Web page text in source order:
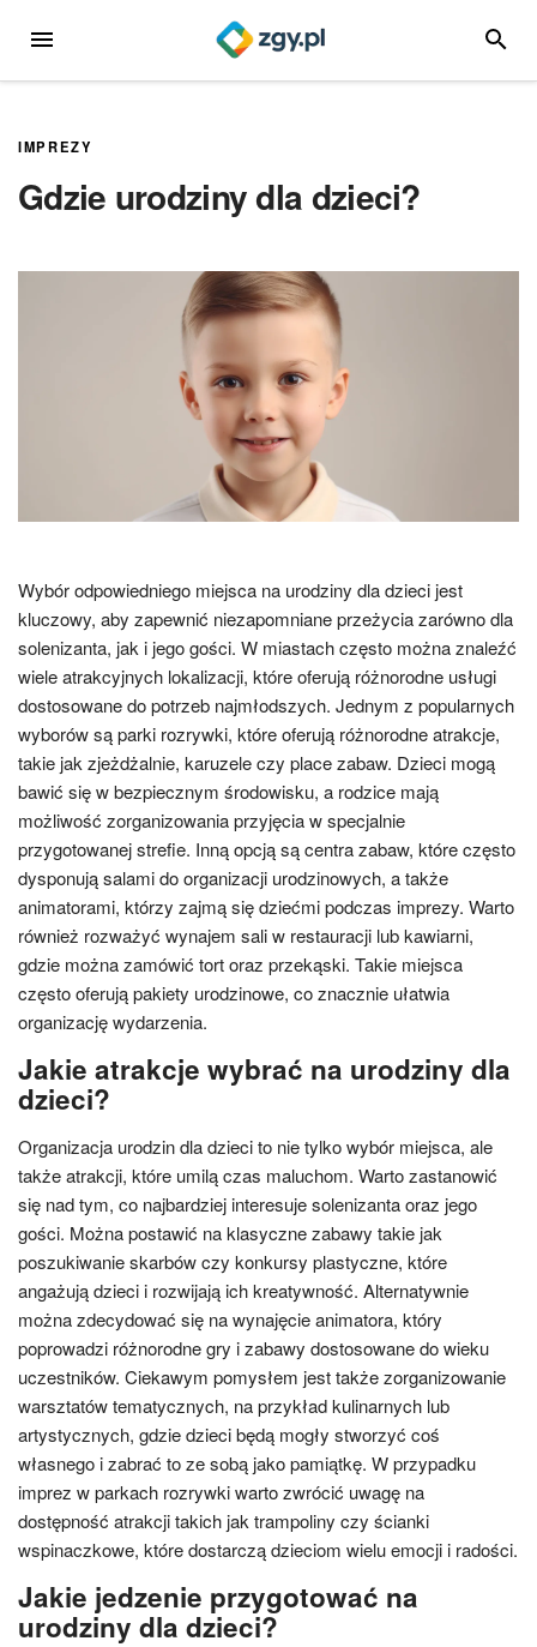
MENU
IMPREZY
Gdzie urodziny dla dzieci?
Wybór odpowiedniego miejsca na urodziny dla dzieci jest
kluczowy, aby zapewnić niezapomniane przeżycia zarówno dla
solenizanta, jak i jego gości. W miastach często można znaleźć
wiele atrakcyjnych lokalizacji, które oferują różnorodne usługi
dostosowane do potrzeb najmłodszych. Jednym z popularnych
wyborów są parki rozrywki, które oferują różnorodne atrakcje,
takie jak zjeżdżalnie, karuzele czy place zabaw. Dzieci mogą
bawić się w bezpiecznym środowisku, a rodzice mają
możliwość zorganizowania przyjęcia w specjalnie
przygotowanej strefie. Inną opcją są centra zabaw, które często
dysponują salami do organizacji urodzinowych, a także
animatorami, którzy zajmą się dziećmi podczas imprezy. Warto
również rozważyć wynajem sali w restauracji lub kawiarni,
gdzie można zamówić tort oraz przekąski. Takie miejsca
często oferują pakiety urodzinowe, co znacznie ułatwia
organizację wydarzenia.
Jakie atrakcje wybrać na urodziny dla
dzieci?
Organizacja urodzin dla dzieci to nie tylko wybór miejsca, ale
także atrakcji, które umilą czas maluchom. Warto zastanowić
się nad tym, co najbardziej interesuje solenizanta oraz jego
gości. Można postawić na klasyczne zabawy takie jak
poszukiwanie skarbów czy konkursy plastyczne, które
angażują dzieci i rozwijają ich kreatywność. Alternatywnie
można zdecydować się na wynajęcie animatora, który
poprowadzi różnorodne gry i zabawy dostosowane do wieku
uczestników. Ciekawym pomysłem jest także zorganizowanie
warsztatów tematycznych, na przykład kulinarnych lub
artystycznych, gdzie dzieci będą mogły stworzyć coś
własnego i zabrać to ze sobą jako pamiątkę. W przypadku
imprez w parkach rozrywki warto zwrócić uwagę na
dostępność atrakcji takich jak trampoliny czy ścianki
wspinaczkowe, które dostarczą dzieciom wielu emocji i radości.
Jakie jedzenie przygotować na
urodziny dla dzieci?